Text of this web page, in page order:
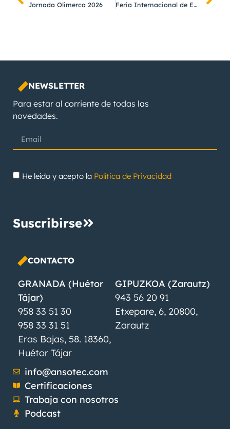
Jornada Olimerca 2026 Feria Internacional de Empleo Granada
NEWSLETTER
Para estar al corriente de todas las
novedades.
He leído y acepto la Política de Privacidad
Suscribirse
CONTACTO
GRANADA (Huétor
Tájar)
958 33 51 30
958 33 31 51
Eras Bajas, 58. 18360,
Huétor Tájar
GIPUZKOA (Zarautz)
943 56 20 91
Etxepare, 6, 20800,
Zarautz
info@ansotec.com
Certificaciones
Trabaja con nosotros
Podcast